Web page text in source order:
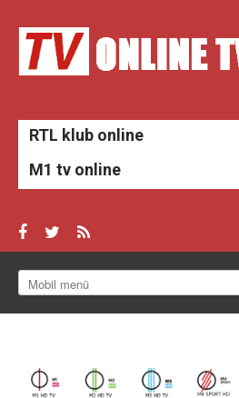
RTL klub online
M1 tv online
ONLINE TV
TV MŰSOROK